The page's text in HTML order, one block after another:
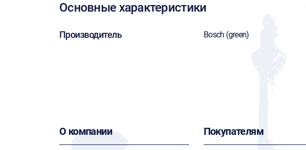
Основные характеристики
Производитель Bosch (green)
О компании Покупателям